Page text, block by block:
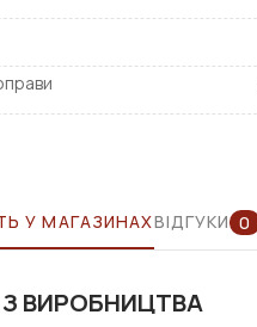
У МАГАЗИНАХВІДГУКИ 0
ВИРОБНИЦТВА